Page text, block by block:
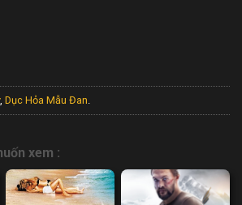
, Dục Hỏa Mẫu Đan
xem :